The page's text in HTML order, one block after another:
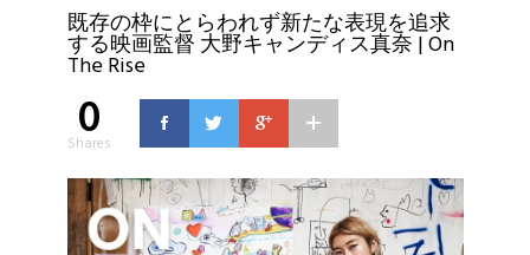
既存の枠にとらわれず新たな表現を追求
する映画監督 大野キャンディス真奈 | On
The Rise
0
Shares